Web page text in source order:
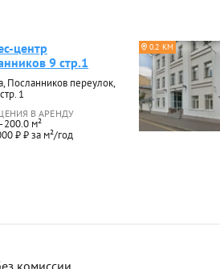
центр
9 стр.1
Посланников переулок,
1
В АРЕНДУ
м²
₽ ₽ за м²/год
0.2 КМ
комиссии.